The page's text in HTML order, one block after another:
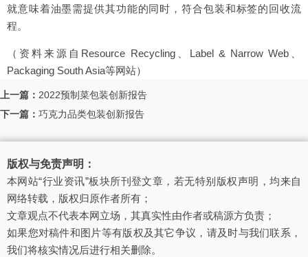
就意味着油墨需提供其功能的同时，符合包装和标签的回收流
程。
（资料来源自Resource Recycling、Label & Narrow Web、
Packaging South Asia等网站）
上一篇： 2022预制菜包装创新报告
下一篇： 巧克力品类包装创新报告
版权与免责声明：
本网站“行业资讯”板块所刊登文章，若无特别版权声明，均来自
网络转载，版权归原作者所有；
文章观点不代表本网立场，其真实性由作者或稿源方负责；
如果您对稿件和图片等有版权及其它争议，请及时与我们联系，
我们将核实情况后进行相关删除。